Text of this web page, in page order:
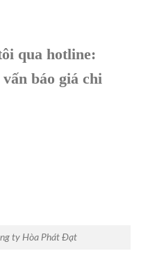
qua hotline:
báo giá chi
ty Hòa Phát Đạt